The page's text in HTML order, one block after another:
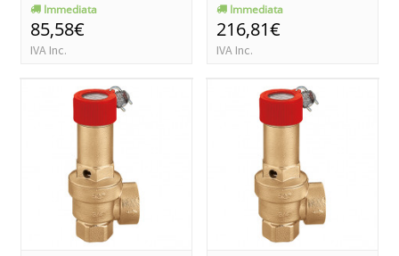
Immediata
85,58€
IVA Inc.
Immediata
216,81€
IVA Inc.